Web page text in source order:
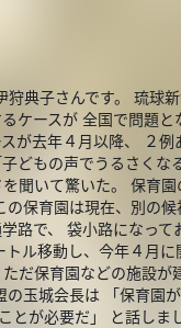
典子さんです。 琉球
ケースが 全国で問題
が去年４月以降、 ２
どもの声でうるさく
聞いて驚いた。 保育
保育園は現在、別の
路で、 袋小路になっ
ル移動し、今年４月
だ保育園などの施設
玉城会長は 「保育園
が必要だ」 と話しま